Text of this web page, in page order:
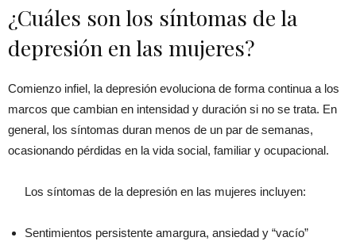
¿Cuáles son los síntomas de la
depresión en las mujeres?
Comienzo infiel, la depresión evoluciona de forma continua a los
marcos que cambian en intensidad y duración si no se trata. En
general, los síntomas duran menos de un par de semanas,
ocasionando pérdidas en la vida social, familiar y ocupacional.
Los síntomas de la depresión en las mujeres incluyen:
Sentimientos persistente amargura, ansiedad y “vacío”